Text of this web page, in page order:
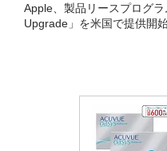
Apple、製品リースプログ
Upgrade」を米国で提供開